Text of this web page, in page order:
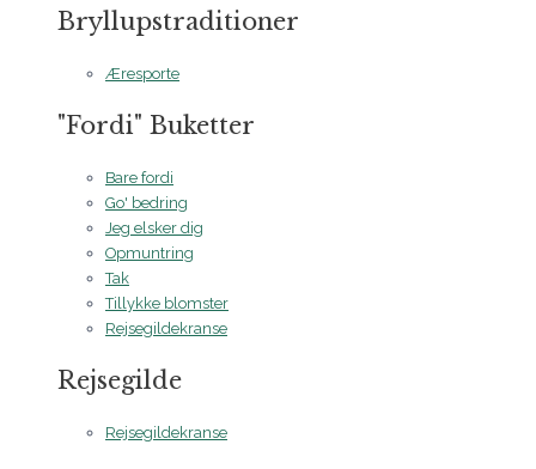
Bryllupstraditioner
Æresporte
"Fordi" Buketter
Bare fordi
Go' bedring
Jeg elsker dig
Opmuntring
Tak
Tillykke blomster
Rejsegildekranse
Rejsegilde
Rejsegildekranse